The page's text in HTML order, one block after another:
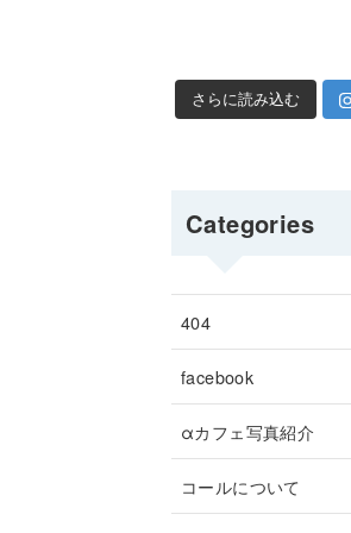
さらに読み込む
Categories
404
facebook
αカフェ写真紹介
コールについて